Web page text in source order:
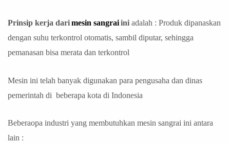
Prinsip kerja darimesin sangraiini adalah : Produk dipanaskan
dengan suhu terkontrol otomatis, sambil diputar, sehingga
pemanasan bisa merata dan terkontrol
Mesin ini telah banyak digunakan para pengusaha dan dinas
pemerintah di beberapa kota di Indonesia
Beberaopa industri yang membutuhkan mesin sangrai ini antara
lain :